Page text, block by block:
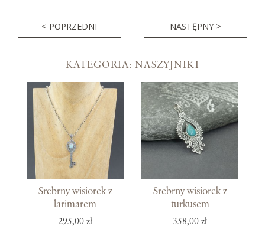
< POPRZEDNI NASTĘPNY >
KATEGORIA: NASZYJNIKI
Srebrny wisiorek z
larimarem
295,00 zł
Srebrny wisiorek z
turkusem
358,00 zł